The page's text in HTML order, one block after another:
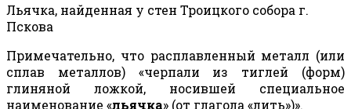
Льячка, найденная у стен Троицкого собора г.
Пскова
Примечательно, что расплавленный металл (или
сплав металлов) «черпали из тиглей (форм)
глиняной ложкой, носившей специальное
наименование «льячка» (от глагола «лить»)».